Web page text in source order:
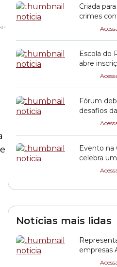
Criada
crimes
mulheres,
Escola do
abre
curso
inclusão
Fórum
desafios
pública
Evento na
celebra
que criou
Notícias mais lidas
empresas